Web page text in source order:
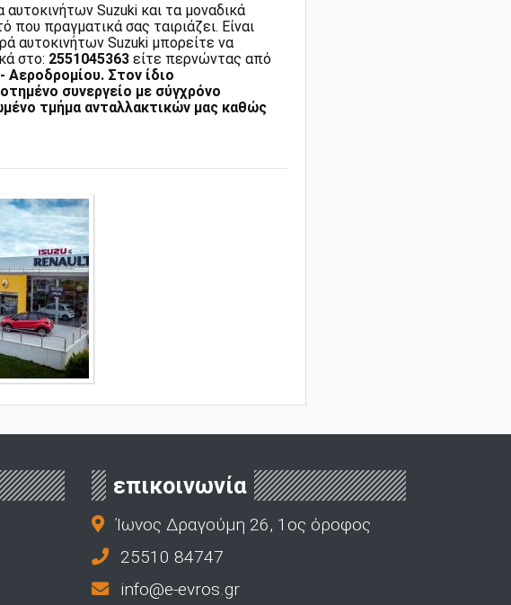
Suzuki και τα μοναδικά
που πραγματικά σας ταιριάζει. Είναι
αυτοκινήτων Suzuki μπορείτε να
στο: 2551045363 είτε περνώντας από
Αεροδρομίου. Στον ίδιο
συνεργείο με σύγχρόνο
τμήμα ανταλλακτικών μας καθώς
επικοινωνία
Ίωνος Δραγούμη 26, 1ος όροφος
25510 84747
info@e-evros.gr